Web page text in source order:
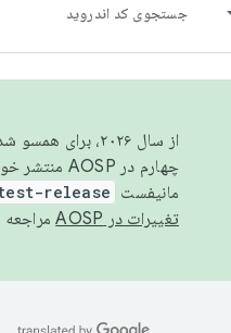
جستجوی کد اندروید
از سال ۲۰۲۶،
چهارم در AOSP منتشر خواهیم کرد. برای ساخت و مشارکت در AOSP،
مانیفست release
تغییرات در AOSP
مراجعه